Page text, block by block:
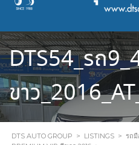
DTS54_รถ
ขาว
DTS AUTO GROUP > LISTINGS > รถ